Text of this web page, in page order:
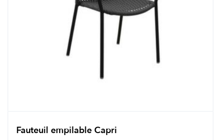
Fauteuil empilable Capri